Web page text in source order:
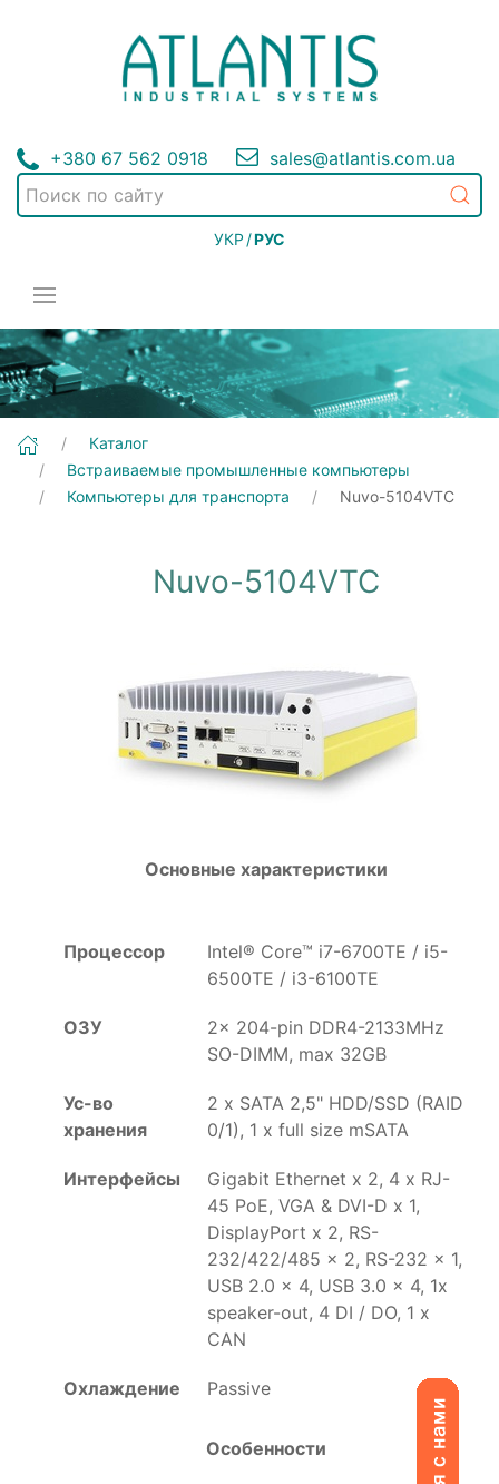
+380 67 562 0918 sales@atlantis.com.ua
УКР /РУС
Каталог
Встраиваемые промышленные компьютеры
Компьютеры для транспорта
Nuvo-5104VTC
Nuvo-5104VTC
Основные характеристики
Процессор
Intel® Core™ i7-6700TE / i5-
6500TE / i3-6100TE
ОЗУ
2x 204-pin DDR4-2133MHz
SO-DIMM, max 32GB
Ус-во
хранения
2 x SATA 2,5" HDD/SSD (RAID
0/1), 1 x full size mSATA
Интерфейсы
Gigabit Ethernet x 2, 4 x RJ-
45 PoE, VGA & DVI-D x 1,
DisplayPort x 2, RS-
232/422/485 x 2, RS-232 x 1,
USB 2.0 x 4, USB 3.0 x 4, 1x
speaker-out, 4 DI / DO, 1 x
CAN
Охлаждение Passive
Особенности